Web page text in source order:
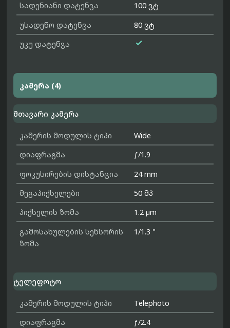
სადენიანი დატენვა
100 ვტ
უსადენო დატენვა
80 ვტ
უკუ დატენვა

კამერა (4)
მთავარი კამერა
კამერის მოდულის ტიპი
Wide
დიაფრაგმა
ƒ/1.9
ფოკუსირების დისტანცია
24 mm
მეგაპიქსელები
50 მპ
პიქსელის ზომა
1.2 μm
გამოსახულების სენსორის
ზომა
1/1.3 "
ტელეფოტო
კამერის მოდულის ტიპი
Telephoto
დიაფრაგმა
ƒ/2.4